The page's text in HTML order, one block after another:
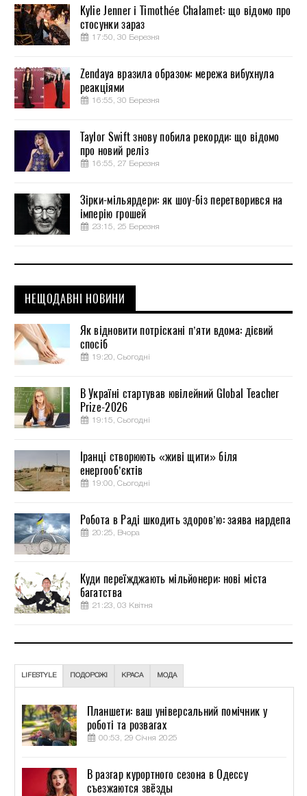
Kylie Jenner і Timothée Chalamet: що відомо про
стосунки зараз
17:50, 30 Березня
Zendaya вразила образом: мережа вибухнула
реакціями
16:55, 30 Березня
Taylor Swift знову побила рекорди: що відомо
про новий реліз
16:55, 27 Березня
Зірки-мільярдери: як шоу-біз перетворився на
імперію грошей
23:15, 25 Березня
НЕЩОДАВНІ НОВИНИ
Як відновити потріскані п’яти вдома: дієвий
спосіб
19:20, Сьогодні
В Україні стартував ювілейний Global Teacher
Prize-2026
19:15, Сьогодні
Іранці створюють «живі щити» біля
енергооб’єктів
19:00, Сьогодні
Робота в Раді шкодить здоров’ю: заява нардепа
20:25, Вчора
Куди переїжджають мільйонери: нові міста
багатства
21:23, 03 Квітня
LIFESTYLE ПОДОРОЖІ КРАСА МОДА
Планшети: ваш універсальний помічник у
роботі та розвагах
00:53, 29 Січня 2025
В разгар курортного сезона в Одессу
съезжаются звёзды